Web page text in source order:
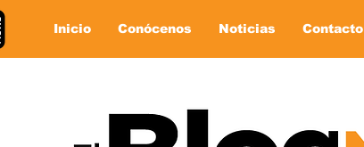
Inicio Conócenos Noticias Contacto